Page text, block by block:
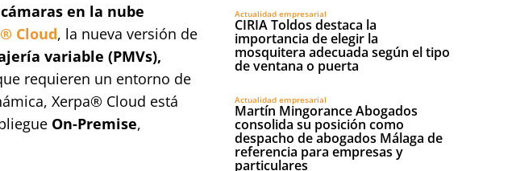
en la nube
Cloud, la nueva versión de
variable (PMVs),
requieren un entorno de
Xerpa® Cloud está
On-Premise,
Actualidad empresarial
CIRIA Toldos destaca la
importancia de elegir la
mosquitera adecuada según el tipo
de ventana o puerta
Actualidad empresarial
Martín Mingorance Abogados
consolida su posición como
despacho de abogados Málaga de
referencia para empresas y
particulares